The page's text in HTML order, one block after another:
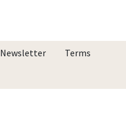
Newsletter Terms